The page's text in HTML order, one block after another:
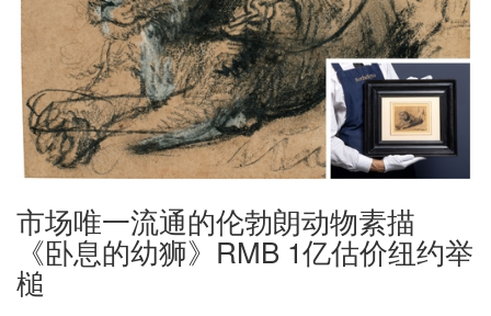
市场唯一流通的伦勃朗动物素描
《卧息的幼狮》RMB 1亿估价纽约举
槌